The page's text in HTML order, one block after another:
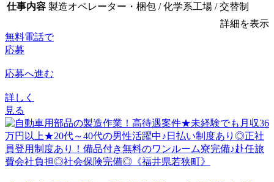
仕事内容 製造オペレーター・梱包 / 化学系工場 / 交替制
詳細を表示
無料電話で
応募
応募へ進む
詳しく
見る